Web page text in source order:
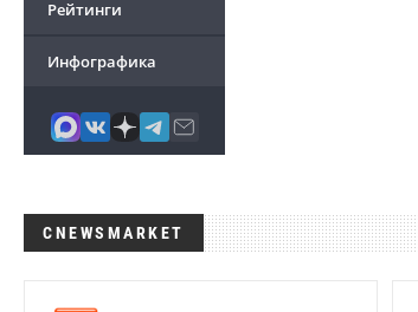
Рейтинги
Инфографика
CNEWSMARKET